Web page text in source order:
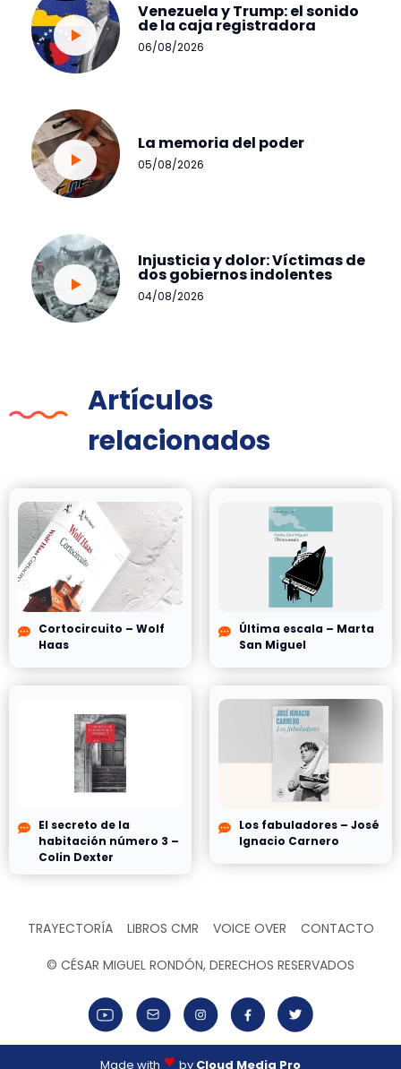
Venezuela y Trump: el sonido
de la caja registradora
06/08/2026
La memoria del poder
05/08/2026
Injusticia y dolor: Víctimas de
dos gobiernos indolentes
04/08/2026
Artículos
relacionados
Cortocircuito – Wolf
Haas
Última escala – Marta
San Miguel
El secreto de la
habitación número 3 –
Colin Dexter
Los fabuladores – José
Ignacio Carnero
TRAYECTORÍA LIBROS CMR VOICE OVER CONTACTO
© CÉSAR MIGUEL RONDÓN, DERECHOS RESERVADOS
Made with by Cloud Media Pro